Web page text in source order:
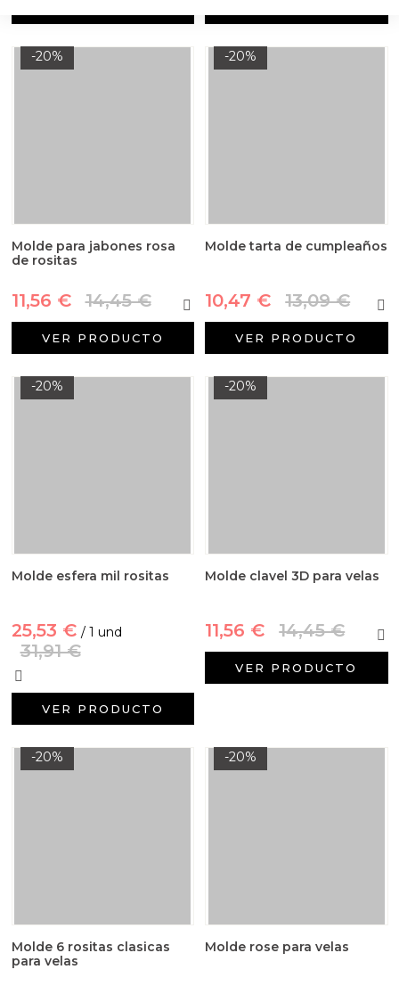
-20%
Molde para jabones rosa
de rositas
11,56 € 14,45 €
VER PRODUCTO
-20%
Molde tarta de cumpleaños
10,47 € 13,09 €
VER PRODUCTO
-20%
Molde esfera mil rositas
25,53 € / 1 und
31,91 €
VER PRODUCTO
-20%
Molde clavel 3D para velas
11,56 € 14,45 €
VER PRODUCTO
-20%
Molde 6 rositas clasicas
para velas
-20%
Molde rose para velas